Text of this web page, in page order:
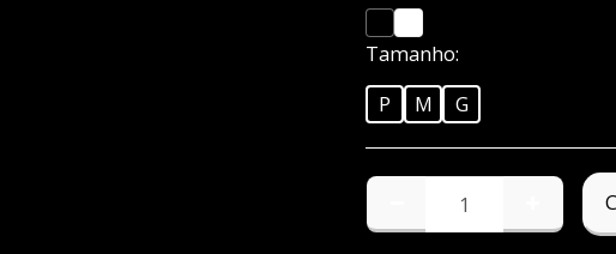
Tamanho:
P
M G